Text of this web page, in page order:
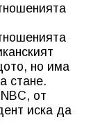
но има
стане.
от
иска да